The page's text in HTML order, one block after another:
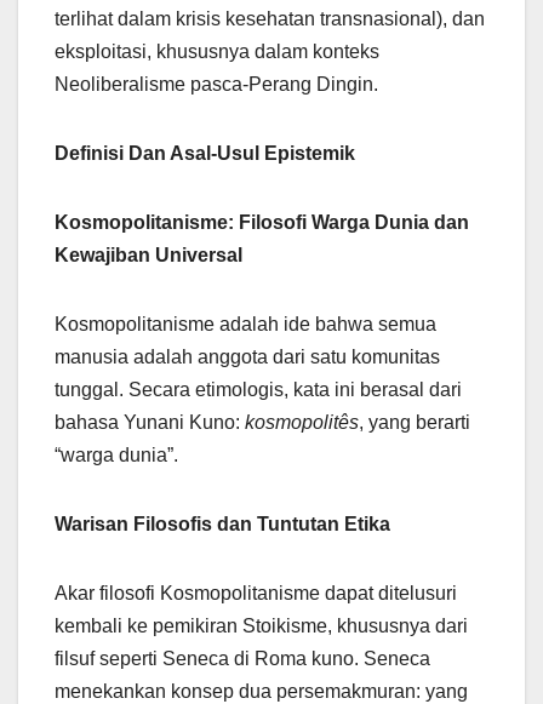
terlihat dalam krisis kesehatan transnasional), dan
eksploitasi, khususnya dalam konteks
Neoliberalisme pasca-Perang Dingin.
Definisi Dan Asal-Usul Epistemik
Kosmopolitanisme: Filosofi Warga Dunia dan
Kewajiban Universal
Kosmopolitanisme adalah ide bahwa semua
manusia adalah anggota dari satu komunitas
tunggal. Secara etimologis, kata ini berasal dari
bahasa Yunani Kuno: kosmopolitês, yang berarti
“warga dunia”.
Warisan Filosofis dan Tuntutan Etika
Akar filosofi Kosmopolitanisme dapat ditelusuri
kembali ke pemikiran Stoikisme, khususnya dari
filsuf seperti Seneca di Roma kuno. Seneca
menekankan konsep dua persemakmuran: yang